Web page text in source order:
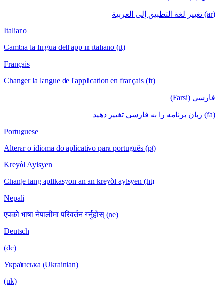
(ar) تغيير لغة التطبيق إلى العربية
Italiano
Cambia la lingua dell'app in italiano (it)
Français
Changer la langue de l'application en français (fr)
فارسی (Farsi)
(fa) زبان برنامه را به فارسی تغییر دهید
Portuguese
Alterar o idioma do aplicativo para português (pt)
Kreyòl Ayisyen
Chanje lang aplikasyon an an kreyòl ayisyen (ht)
Nepali
एपको भाषा नेपालीमा परिवर्तन गर्नुहोस् (ne)
Deutsch
(de)
Українська (Ukrainian)
(uk)